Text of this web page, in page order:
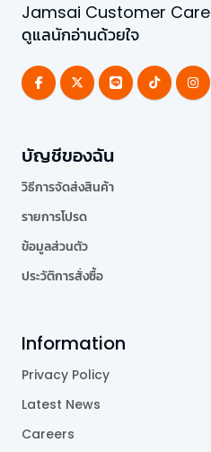
Jamsai Customer Care
ดูแลนักอ่านด้วยใจ
บัญชีของฉัน
วิธีการจัดส่งสินค้า
รายการโปรด
ข้อมูลส่วนตัว
ประวัติการสั่งซื้อ
Information
Privacy Policy
Latest News
Careers